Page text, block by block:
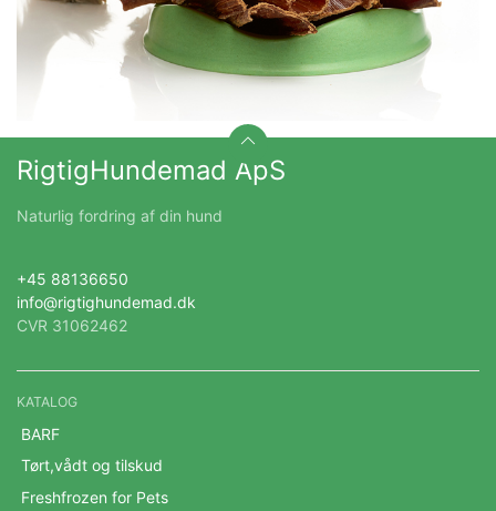
RigtigHundemad ApS
Naturlig fordring af din hund
+45 88136650
info@rigtighundemad.dk
CVR 31062462
KATALOG
BARF
Tørt,vådt og tilskud
Freshfrozen for Pets